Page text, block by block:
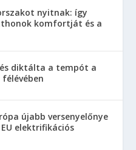
nyitnak: így
komfortját és a
diktálta a tempót a
újabb versenyelőnye
elektrifikációs